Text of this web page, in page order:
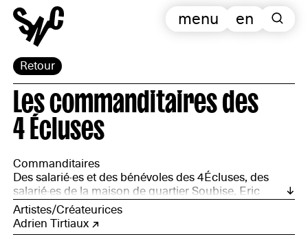
Retour
en
menu
Les commanditaires des
4 Écluses
Commanditaires
Des salarié·es et des bénévoles des 4Écluses, des
salarié·es de la maison de quartier Soubise, Eric
François (Brasserie des 4 Ecluses)
Artistes/Créateurices
Adrien Tirtiaux